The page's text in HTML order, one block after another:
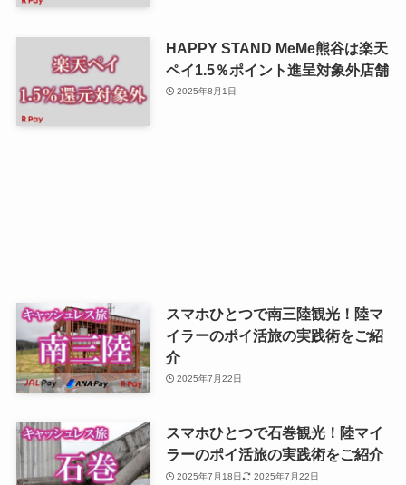
HAPPY STAND MeMe熊谷は楽天
ペイ1.5％ポイント進呈対象外店舗
2025年8月1日
スマホひとつで南三陸観光！陸マ
イラーのポイ活旅の実践術をご紹
介
2025年7月22日
スマホひとつで石巻観光！陸マイ
ラーのポイ活旅の実践術をご紹介
2025年7月18日 2025年7月22日